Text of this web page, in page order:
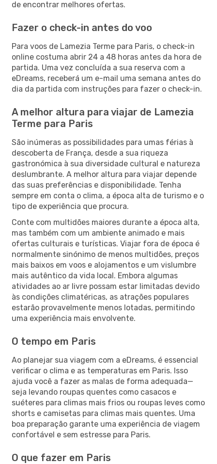
de encontrar melhores ofertas.
Fazer o check-in antes do voo
Para voos de Lamezia Terme para Paris, o check-in
online costuma abrir 24 a 48 horas antes da hora de
partida. Uma vez concluída a sua reserva com a
eDreams, receberá um e-mail uma semana antes do
dia da partida com instruções para fazer o check-in.
A melhor altura para viajar de Lamezia
Terme para Paris
São inúmeras as possibilidades para umas férias à
descoberta de França, desde a sua riqueza
gastronómica à sua diversidade cultural e natureza
deslumbrante. A melhor altura para viajar depende
das suas preferências e disponibilidade. Tenha
sempre em conta o clima, a época alta de turismo e o
tipo de experiência que procura.
Conte com multidões maiores durante a época alta,
mas também com um ambiente animado e mais
ofertas culturais e turísticas. Viajar fora de época é
normalmente sinónimo de menos multidões, preços
mais baixos em voos e alojamentos e um vislumbre
mais autêntico da vida local. Embora algumas
atividades ao ar livre possam estar limitadas devido
às condições climatéricas, as atrações populares
estarão provavelmente menos lotadas, permitindo
uma experiência mais envolvente.
O tempo em Paris
Ao planejar sua viagem com a eDreams, é essencial
verificar o clima e as temperaturas em Paris. Isso
ajuda você a fazer as malas de forma adequada—
seja levando roupas quentes como casacos e
suéteres para climas mais frios ou roupas leves como
shorts e camisetas para climas mais quentes. Uma
boa preparação garante uma experiência de viagem
confortável e sem estresse para Paris.
O que fazer em Paris